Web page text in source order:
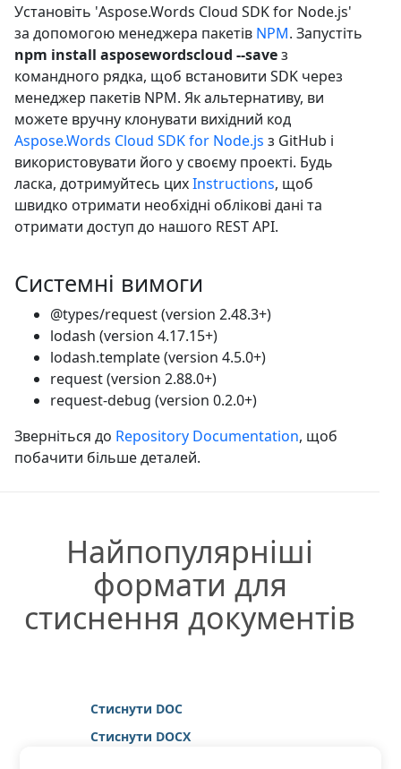
Установіть 'Aspose.Words Cloud SDK for Node.js'
за допомогою менеджера пакетів NPM. Запустіть
npm install asposewordscloud --saveз
командного рядка, щоб встановити SDK через
менеджер пакетів NPM. Як альтернативу, ви
можете вручну клонувати вихідний код
Aspose.Words Cloud SDK for Node.js з GitHub і
використовувати його у своєму проекті. Будь
ласка, дотримуйтесь цихInstructions, щоб
швидко отримати необхідні облікові дані та
отримати доступ до нашого REST API.
Системні вимоги
@types/request (version 2.48.3+)
lodash (version 4.17.15+)
lodash.template (version 4.5.0+)
request (version 2.88.0+)
request-debug (version 0.2.0+)
Зверніться до Repository Documentation, щоб
побачити більше деталей.
Найпопулярніші
формати для
стиснення документів
Стиснути DOC
Стиснути DOCX